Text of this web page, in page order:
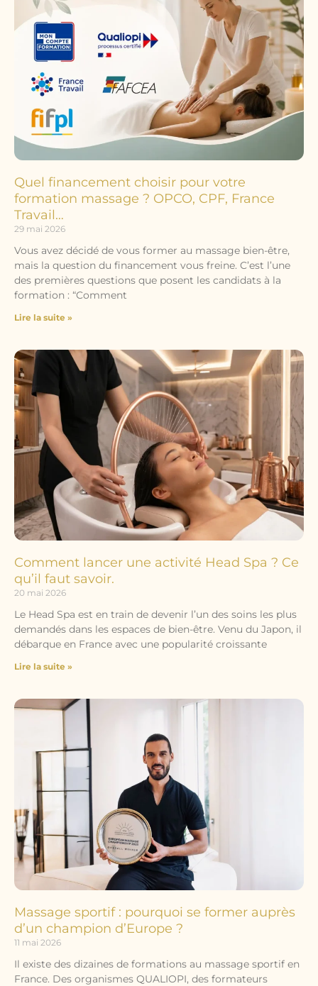
Quel financement choisir pour votre
formation massage ? OPCO, CPF, France
Travail…
29 mai 2026
Vous avez décidé de vous former au massage bien-être,
mais la question du financement vous freine. C’est l’une
des premières questions que posent les candidats à la
formation : “Comment
Lire la suite »
Comment lancer une activité Head Spa ? Ce
qu’il faut savoir.
20 mai 2026
Le Head Spa est en train de devenir l’un des soins les plus
demandés dans les espaces de bien-être. Venu du Japon, il
débarque en France avec une popularité croissante
Lire la suite »
Massage sportif : pourquoi se former auprès
d’un champion d’Europe ?
11 mai 2026
Il existe des dizaines de formations au massage sportif en
France. Des organismes QUALIOPI, des formateurs